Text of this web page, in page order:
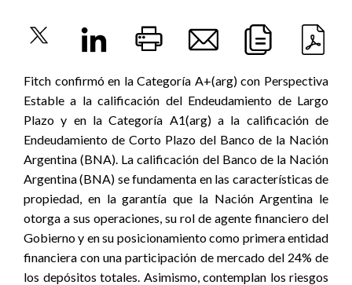
Fitch confirmó en la Categoría A+(arg) con Perspectiva
Estable a la calificación del Endeudamiento de Largo
Plazo y en la Categoría A1(arg) a la calificación de
Endeudamiento de Corto Plazo del Banco de la Nación
Argentina (BNA). La calificación del Banco de la Nación
Argentina (BNA) se fundamenta en las características de
propiedad, en la garantía que la Nación Argentina le
otorga a sus operaciones, su rol de agente financiero del
Gobierno y en su posicionamiento como primera entidad
financiera con una participación de mercado del 24% de
los depósitos totales. Asimismo, contemplan los riesgos